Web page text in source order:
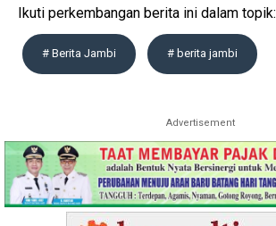
Ikuti perkembangan berita ini dalam topik:
# Berita Jambi # berita jambi
Advertisement